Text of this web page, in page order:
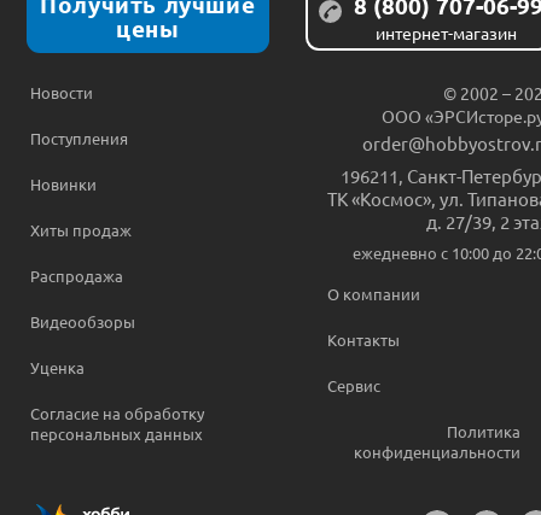
цены
интернет-магазин
Новости
Поступления
Новинки
Хиты продаж
Распродажа
Видеообзоры
Уценка
Согласие на обработку
персональных данных
© 2002 –
ООО
196211 Санкт-
ТК «Космос», ул.
д. 27/39, 2
ежедневно c 10:00 до
О компании
Контакты
Сервис
Политика
конфиденциальности